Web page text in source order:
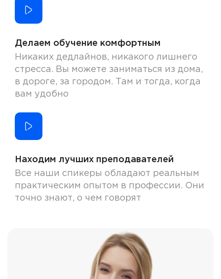
Делаем обучение комфортным
Никаких дедлайнов, никакого лишнего
стресса. Вы можете заниматься из дома,
в дороге, за городом. Там и тогда, когда
вам удобно
Находим лучших преподавателей
Все наши спикеры обладают реальным
практическим опытом в профессии. Они
точно знают, о чем говорят